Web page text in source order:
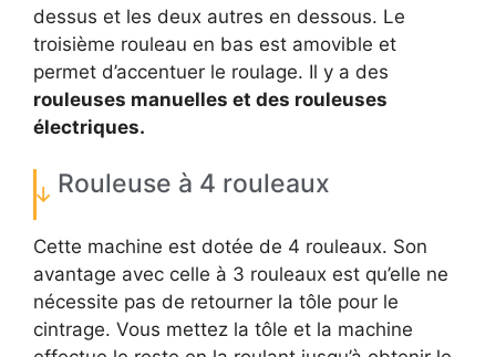
dessus et les deux autres en dessous. Le
troisième rouleau en bas est amovible et
permet d’accentuer le roulage. Il y a des
rouleuses manuelles et des rouleuses
électriques.
Rouleuse à 4 rouleaux
Cette machine est dotée de 4 rouleaux. Son
avantage avec celle à 3 rouleaux est qu’elle ne
nécessite pas de retourner la tôle pour le
cintrage. Vous mettez la tôle et la machine